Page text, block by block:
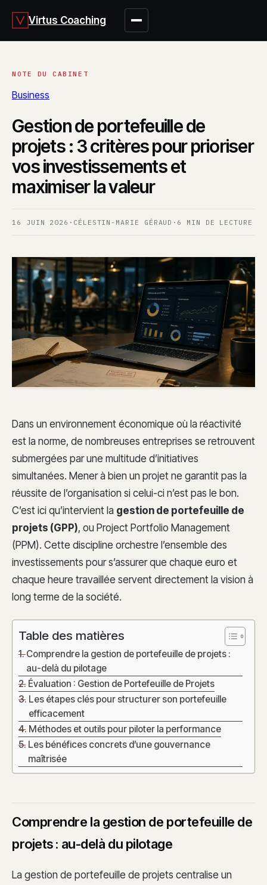
Virtus Coaching
Business
Gestion de portefeuille de
projets : 3 critères pour prioriser
vos investissements et
maximiser la valeur
16 JUIN 2026 · CÉLESTIN-MARIE GÉRAUD · 6 MIN DE LECTURE
Dans un environnement économique où la réactivité
est la norme, de nombreuses entreprises se retrouvent
submergées par une multitude d’initiatives
simultanées. Mener à bien un projet ne garantit pas la
réussite de l’organisation si celui-ci n’est pas le bon.
C’est ici qu’intervient la gestion de portefeuille de
projets (GPP), ou Project Portfolio Management
(PPM). Cette discipline orchestre l’ensemble des
investissements pour s’assurer que chaque euro et
chaque heure travaillée servent directement la vision à
long terme de la société.
Table des matières
Comprendre la gestion de portefeuille de projets :
au-delà du pilotage
Évaluation : Gestion de Portefeuille de Projets
Les étapes clés pour structurer son portefeuille
efficacement
Méthodes et outils pour piloter la performance
Les bénéfices concrets d’une gouvernance
maîtrisée
Comprendre la gestion de portefeuille de
projets : au-delà du pilotage
La gestion de portefeuille de projets centralise un